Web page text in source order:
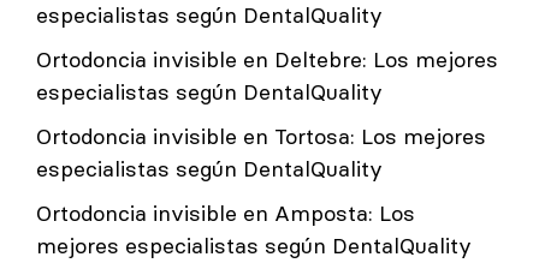
especialistas según DentalQuality
Ortodoncia invisible en Deltebre: Los mejores
especialistas según DentalQuality
Ortodoncia invisible en Tortosa: Los mejores
especialistas según DentalQuality
Ortodoncia invisible en Amposta: Los
mejores especialistas según DentalQuality